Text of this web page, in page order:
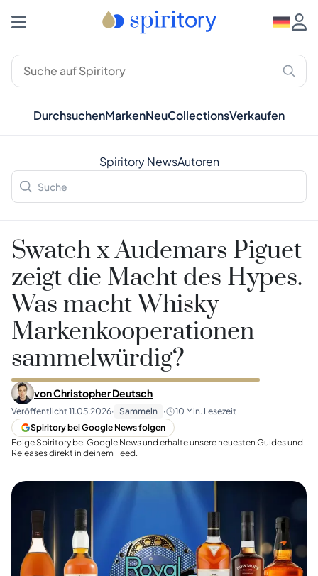
DurchsuchenMarkenNeuCollectionsVerkaufen
Spiritory NewsAutoren
Swatch x Audemars Piguet
zeigt die Macht des Hypes.
Was macht Whisky-
Markenkooperationen
sammelwürdig?
vonChristopher Deutsch
Veröffentlicht 11.05.2026· Sammeln · 10 Min. Lesezeit
Spiritory bei Google News folgen
Folge Spiritory bei Google News und erhalte unsere neuesten Guides und
Releases direkt in deinem Feed.